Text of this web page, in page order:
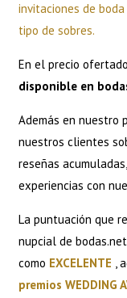
invitaciones de
tipo de sobres.
En el precio
disponible en
Además en nuestro
nuestros clientes
reseñas
experiencias con
La puntuación que
nupcial de
como EXCELENTE ,
premios WEDDING